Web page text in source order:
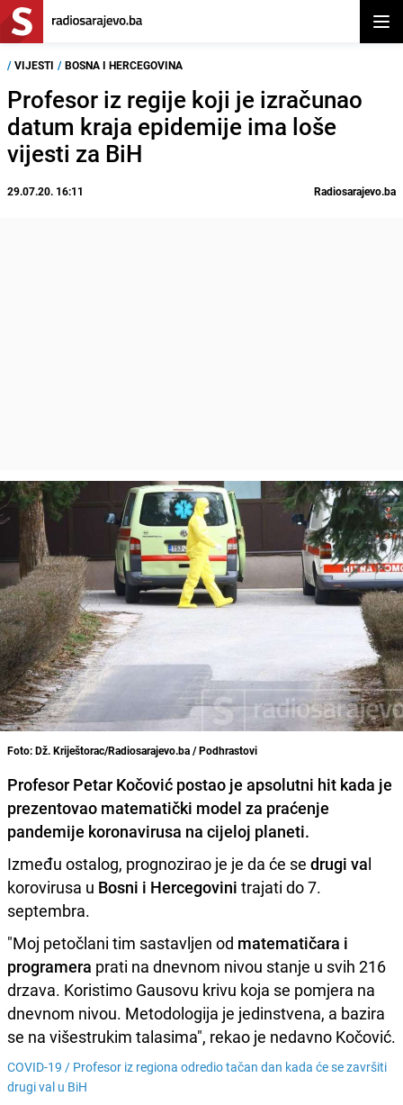
/ VIJESTI / BOSNA I HERCEGOVINA
Profesor iz regije koji je izračunao
datum kraja epidemije ima loše
vijesti za BiH
29.07.20. 16:11 Radiosarajevo.ba
Foto: Dž. Kriještorac/Radiosarajevo.ba / Podhrastovi
Profesor Petar Kočović postao je apsolutni hit kada je
prezentovao matematički model za praćenje
pandemije koronavirusa na cijeloj planeti.
Između ostalog, prognozirao je je da će se drugi val
korovirusa u Bosni i Hercegovini trajati do 7.
septembra.
"Moj petočlani tim sastavljen od matematičara i
programera prati na dnevnom nivou stanje u svih 216
drzava. Koristimo Gausovu krivu koja se pomjera na
dnevnom nivou. Metodologija je jedinstvena, a bazira
se na višestrukim talasima", rekao je nedavno Kočović.
COVID-19 / Profesor iz regiona odredio tačan dan kada će se završiti
drugi val u BiH